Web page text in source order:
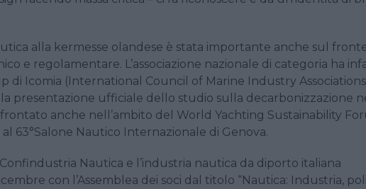
alla kermesse olandese è stata importante anche sul
e regolamentare. L’associazione nazionale di categoria ha
di Icomia (International Council of Marine Industry
presentazione ufficiale dello studio sulla decarbonizzazione
anche nell’ambito del World Yachting Sustainability
63°Salone Nautico Internazionale di Genova.
Nautica e l’industria nautica da diporto italiana
con l’Assemblea dei soci dal titolo “Nautica: Industria,